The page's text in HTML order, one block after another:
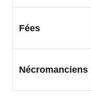
Fées
Nécromanciens